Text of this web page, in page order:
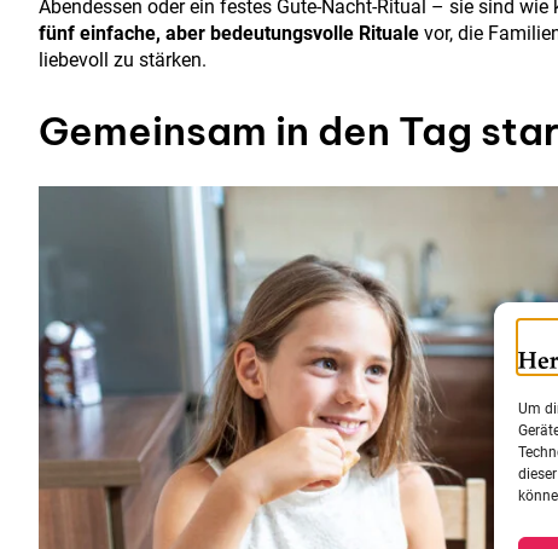
Um
Abendessen oder ein festes Gute-Nacht-Ritual – sie sind
fünf einfache, aber bedeutungsvolle Rituale vor, die
liebevoll zu stärken.
Gemeinsam in den Tag